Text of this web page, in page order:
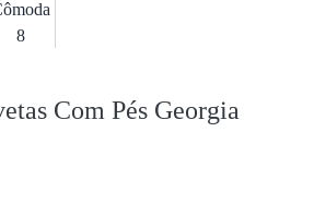
Com Pés Georgia